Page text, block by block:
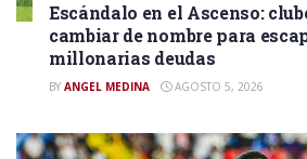
Escándalo en el Ascenso:
cambiar de nombre para
millonarias deudas
BY ANGEL MEDINA AGOSTO 5, 2026